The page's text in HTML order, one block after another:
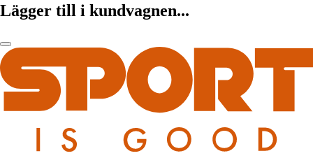
Lägger till i kundvagnen...